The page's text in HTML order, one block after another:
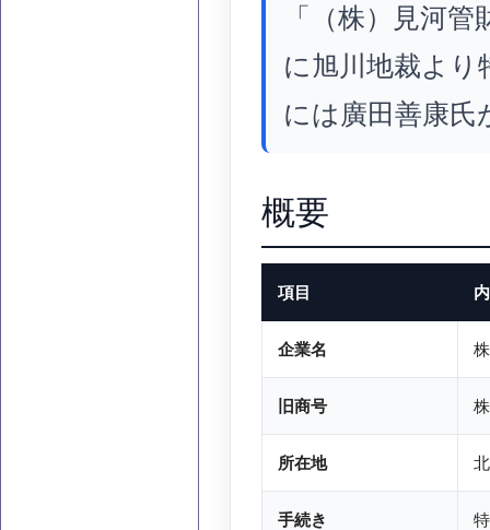
「（株）見河
に旭川地裁より
には廣田善康氏
概要
項目
企業名
旧商号
所在地
手続き